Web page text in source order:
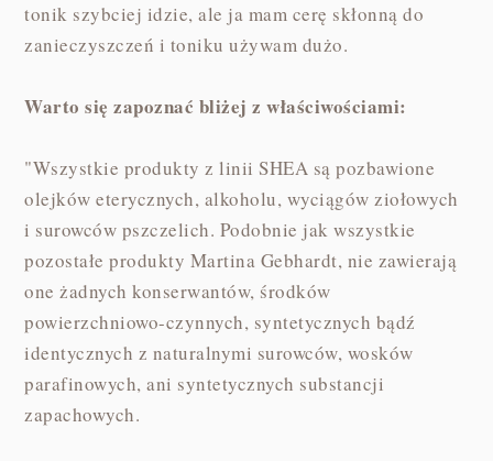
tonik szybciej idzie, ale ja mam cerę skłonną do
zanieczyszczeń i toniku używam dużo.
Warto się zapoznać bliżej z właściwościami:
"Wszystkie produkty z linii SHEA są pozbawione
olejków eterycznych, alkoholu, wyciągów ziołowych
i surowców pszczelich. Podobnie jak wszystkie
pozostałe produkty Martina Gebhardt, nie zawierają
one żadnych konserwantów, środków
powierzchniowo-czynnych, syntetycznych bądź
identycznych z naturalnymi surowców, wosków
parafinowych, ani syntetycznych substancji
zapachowych.